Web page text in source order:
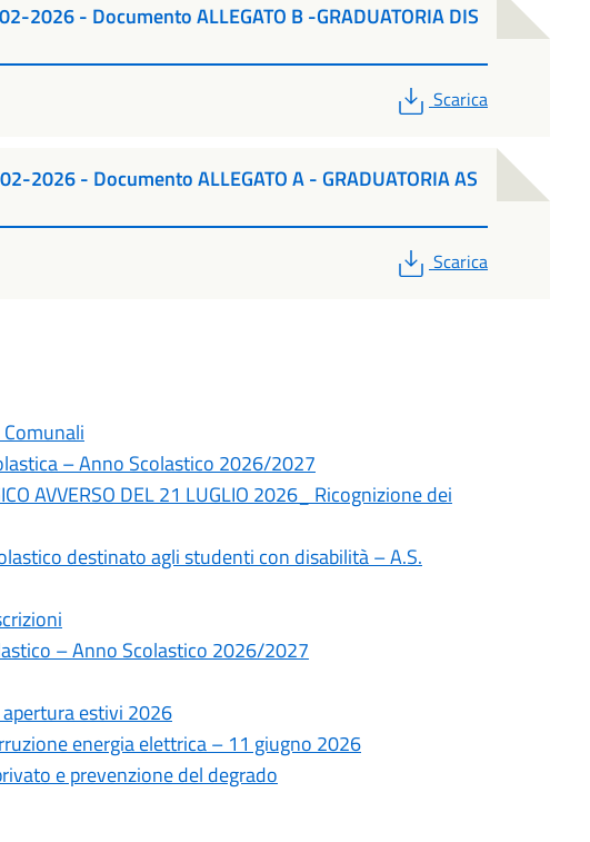
- Documento ALLEGATO B -GRADUATORIA DIS
PDF
Scarica
- Documento ALLEGATO A - GRADUATORIA AS
PDF
Scarica
– Anno Scolastico 2026/2027
AVVERSO DEL 21 LUGLIO 2026_ Ricognizione dei
destinato agli studenti con disabilità – A.S.
– Anno Scolastico 2026/2027
estivi 2026
energia elettrica – 11 giugno 2026
e prevenzione del degrado